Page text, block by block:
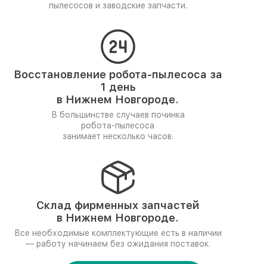
пылесосов и заводские запчасти.
Восстановление робота-пылесоса за
1 день
в Нижнем Новгороде.
В большинстве случаев починка
робота-пылесоса
занимает несколько часов.
Склад фирменных запчастей
в Нижнем Новгороде.
Все необходимые комплектующие есть в наличии
— работу начинаем без ожидания поставок.